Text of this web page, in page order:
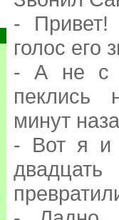
-
голос его
- А не с
пеклись
минут
- Вот я и